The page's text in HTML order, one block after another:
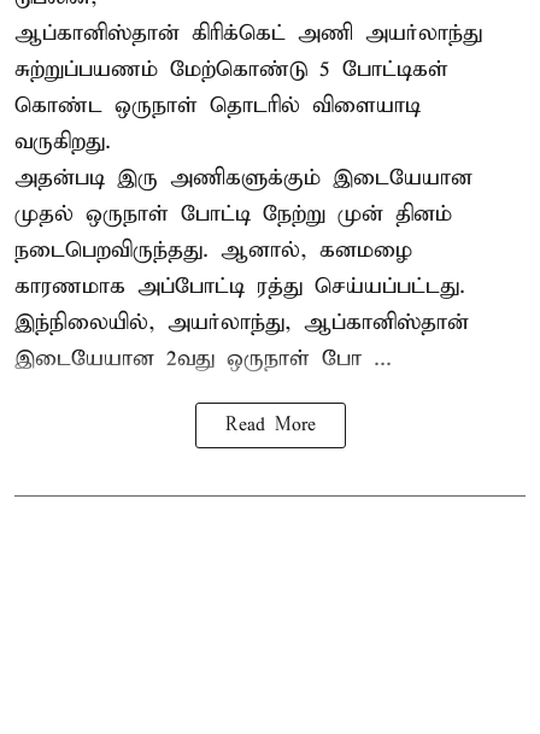
ஆப்கானிஸ்தான் கிரிக்கெட் அணி அயர்லாந்து
சுற்றுப்பயணம் மேற்கொண்டு 5 போட்டிகள்
கொண்ட ஒருநாள் தொடரில் விளையாடி
வருகிறது.
அதன்படி இரு அணிகளுக்கும் இடையேயான
முதல் ஒருநாள் போட்டி நேற்று முன் தினம்
நடைபெறவிருந்தது. ஆனால், கனமழை
காரணமாக அப்போட்டி ரத்து செய்யப்பட்டது.
இந்நிலையில், அயர்லாந்து, ஆப்கானிஸ்தான்
இடையேயான 2வது ஒருநாள் போ ...
Read More